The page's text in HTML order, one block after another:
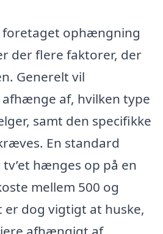
foretaget ophængning
der flere faktorer, der
Generelt vil
af, hvilken type
samt den specifikke
En standard
hænges op på en
mellem 500 og
er dog vigtigt at huske,